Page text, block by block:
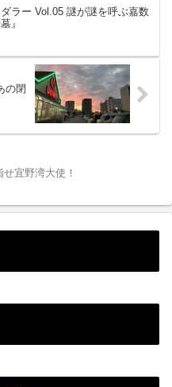
ラー Vol.05 謎が謎を呼ぶ嘉数
』
の閉
宜野湾大使！